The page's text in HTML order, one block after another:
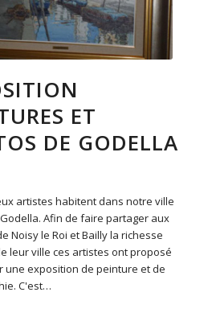
ET
DE GODELLA
artistes habitent dans notre ville
Afin de faire partager aux
Noisy le Roi et Bailly la richesse
leur ville ces artistes ont proposé
une exposition de peinture et de
C'est…